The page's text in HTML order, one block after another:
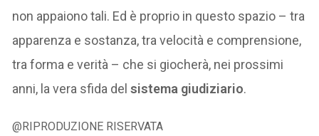
non appaiono tali. Ed è proprio in questo spazio – tra
apparenza e sostanza, tra velocità e comprensione,
tra forma e verità – che si giocherà, nei prossimi
anni, la vera sfida delsistema giudiziario.
@RIPRODUZIONE RISERVATA